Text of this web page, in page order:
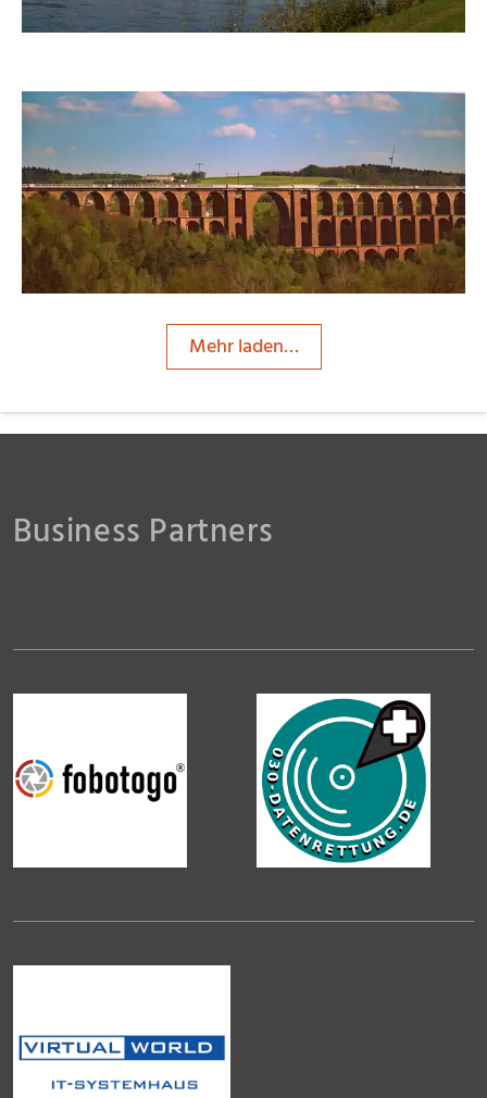
Mehr laden…
Business Partners